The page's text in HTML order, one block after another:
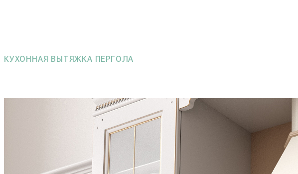
КУХОННАЯ ВЫТЯЖКА ПЕРГОЛА